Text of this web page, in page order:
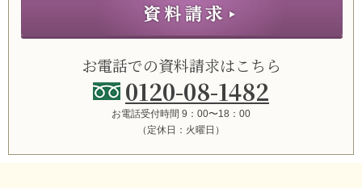
お電話での資料請求はこちら
0120-08-1482
お電話受付時間 9：00〜18：00
（定休日：火曜日）